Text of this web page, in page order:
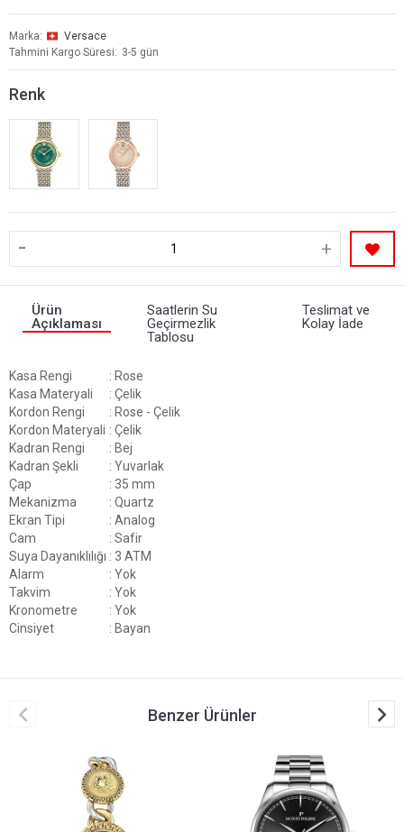
Marka
Versace
Tahmini Kargo Süresi
3-5 gün
Renk
- +
Ürün
Açıklaması
Saatlerin Su
Geçirmezlik
Tablosu
Teslimat ve
Kolay İade
Kasa Rengi
: Rose
Kasa Materyali
: Çelik
Kordon Rengi
: Rose - Çelik
Kordon Materyali : Çelik
Kadran Rengi
: Bej
Kadran Şekli
: Yuvarlak
Çap
: 35 mm
Mekanizma
: Quartz
Ekran Tipi
: Analog
Cam
: Safir
Suya Dayanıklılığı : 3 ATM
Alarm
: Yok
Takvim
: Yok
Kronometre
: Yok
Cinsiyet
: Bayan
Benzer Ürünler